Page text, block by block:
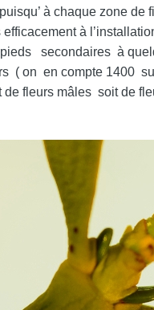
à chaque zone de
à
pieds secondaires à
( on en compte 1400
fleurs mâles soit de